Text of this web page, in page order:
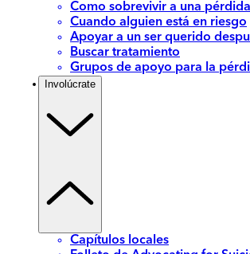
Como sobrevivir a una
Cuando alguien está en riesgo
Apoyar a un ser querido
Buscar tratamiento
Grupos de apoyo para la
Involúcrate
Capítulos locales